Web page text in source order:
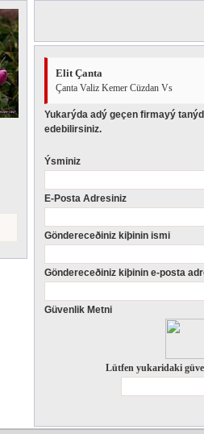
Elit Çanta
Çanta Valiz Kemer Cüzdan Vs
Yukarýda adý geçen firmayý
edebilirsiniz.
Ýsminiz
E-Posta Adresiniz
Göndereceðiniz kiþinin ismi
Göndereceðiniz kiþinin e-posta
Güvenlik Metni
Lütfen yukaridaki